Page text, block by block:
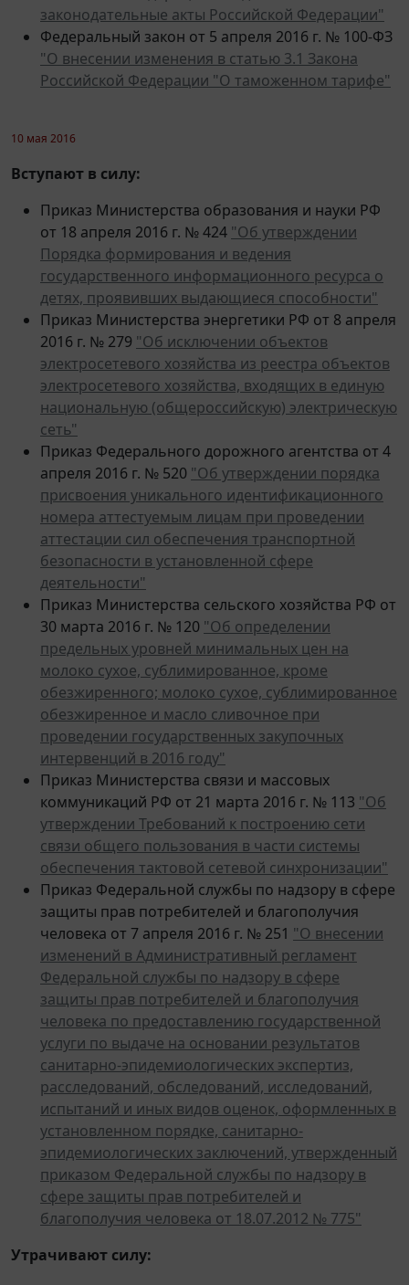
Федеральный закон от 5 апреля 2016 г. № 100-ФЗ
"О внесении изменения в статью 3.1 Закона
Российской Федерации "О таможенном тарифе"
от 18 апреля 2016 г. № 424"Об утверждении
Порядка формирования и ведения
государственного информационного ресурса о
детях, проявивших выдающиеся способности"
Приказ Министерства энергетики РФ от 8 апреля
2016 г. № 279"Об исключении объектов
электросетевого хозяйства из реестра объектов
электросетевого хозяйства, входящих в единую
национальную (общероссийскую) электрическую
сеть"
Приказ Федерального дорожного агентства от 4
апреля 2016 г. № 520 "Об утверждении порядка
присвоения уникального идентификационного
номера аттестуемым лицам при проведении
аттестации сил обеспечения транспортной
безопасности в установленной сфере
деятельности"
Приказ Министерства сельского хозяйства РФ от
30 марта 2016 г. № 120 "Об определении
предельных уровней минимальных цен на
молоко сухое, сублимированное, кроме
обезжиренного; молоко сухое, сублимированное
обезжиренное и масло сливочное при
проведении государственных закупочных
интервенций в 2016 году"
Приказ Министерства связи и массовых
коммуникаций РФ от 21 марта 2016 г. № 113
утверждении Требований к построению сети
связи общего пользования в части системы
обеспечения тактовой сетевой синхронизации"
Приказ Федеральной службы по надзору в сфере
защиты прав потребителей и благополучия
человека от 7 апреля 2016 г. № 251"О внесении
изменений в Административный регламент
Федеральной службы по надзору в сфере
защиты прав потребителей и благополучия
человека по предоставлению государственной
услуги по выдаче на основании результатов
санитарно-эпидемиологических экспертиз,
расследований, обследований, исследований,
испытаний и иных видов оценок, оформленных в
установленном порядке, санитарно-
эпидемиологических заключений, утвержденный
приказом Федеральной службы по надзору в
сфере защиты прав потребителей и
благополучия человека от 18.07.2012 № 775"